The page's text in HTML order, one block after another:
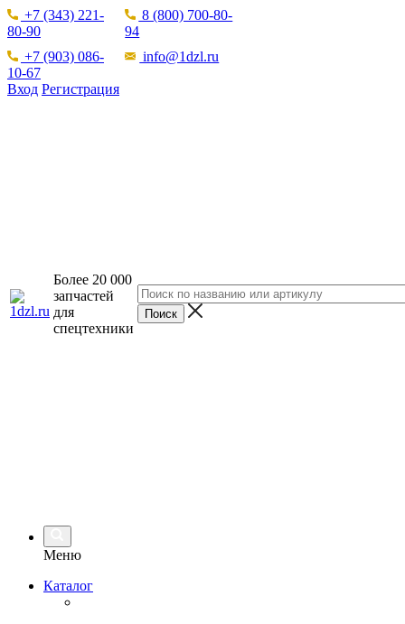
+7 (343) 221-
80-90
8 (800) 700-80-
94
+7 (903) 086-
10-67
info@1dzl.ru
Вход Регистрация
Более 20 000
запчастей
для
спецтехники
Меню
Каталог